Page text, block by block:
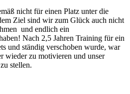
nicht für einen Platz unter die
Ziel sind wir zum Glück auch nicht
und endlich ein
Nach 2,5 Jahren Training für ein
und ständig verschoben wurde, war
wieder zu motivieren und unser
stellen.